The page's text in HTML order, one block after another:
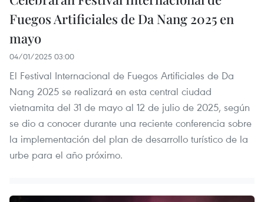
Fuegos Artificiales de Da Nang 2025 en
mayo
04/01/2025 03:00
El Festival Internacional de Fuegos Artificiales de Da
Nang 2025 se realizará en esta central ciudad
vietnamita del 31 de mayo al 12 de julio de 2025, según
se dio a conocer durante una reciente conferencia sobre
la implementación del plan de desarrollo turístico de la
urbe para el año próximo.